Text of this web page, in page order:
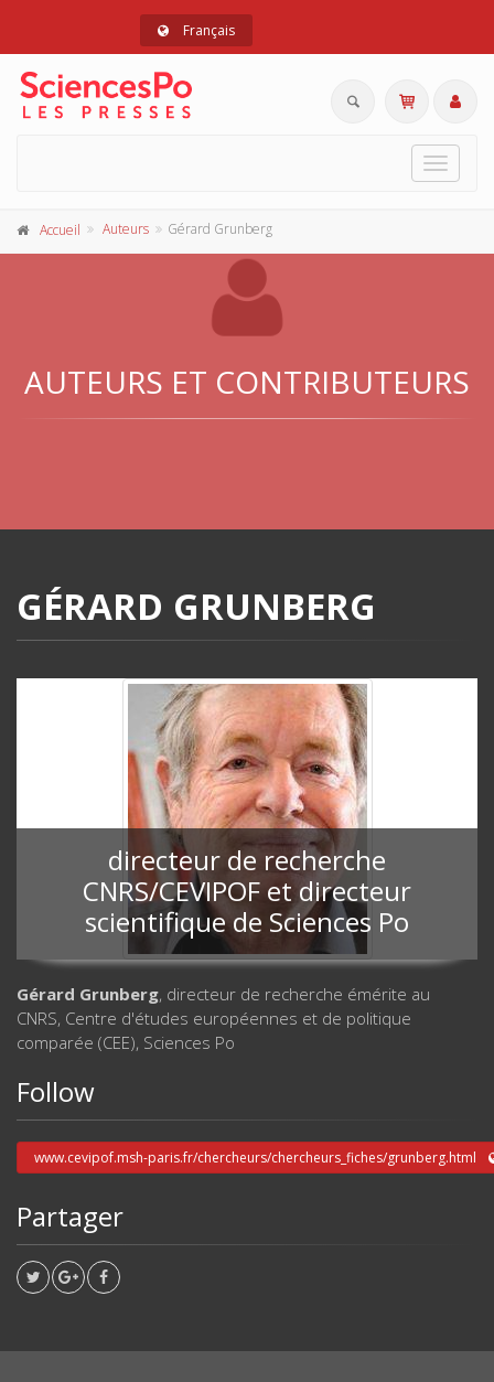
Français
Toggle
Accueil Auteurs Gérard Grunberg
AUTEURS ET CONTRIBUTEURS
GÉRARD GRUNBERG
directeur de recherche
CNRS/CEVIPOF et directeur
scientifique de Sciences Po
Gérard Grunberg, directeur de recherche émérite au
CNRS, Centre d'études européennes et de politique
comparée (CEE), Sciences Po
Follow
www.cevipof.msh-paris.fr/chercheurs/chercheurs_fiches/grunberg.html
Partager